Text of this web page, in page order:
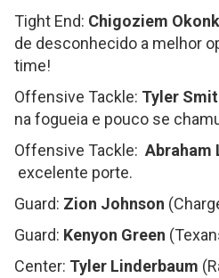
Tight End: Chigoziem
de desconhecido a melhor
time!
Offensive Tackle: Tyler
na fogueia e pouco se
Offensive Tackle: Abraham
excelente porte.
Guard: Zion Johnson
Guard: Kenyon Green
Center: Tyler Linderbaum